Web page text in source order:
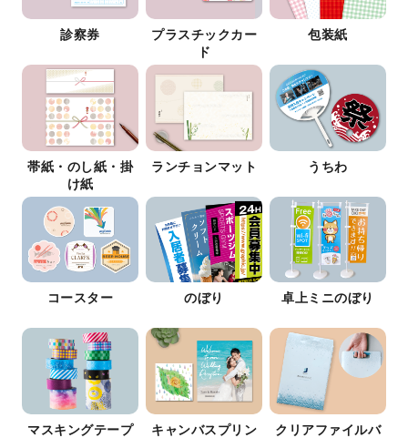
診察券
プラスチックカー
ド
包装紙
帯紙・のし紙・掛
け紙
ランチョンマット うちわ
コースター のぼり 卓上ミニのぼり
マスキングテープ
キャンバスプリン
クリアファイルバ